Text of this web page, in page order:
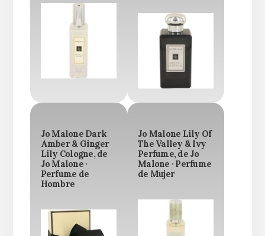
Jo Malone Dark
Amber & Ginger
Lily Cologne, de
Jo Malone ·
Perfume de
Hombre
Jo Malone Lily Of
The Valley & Ivy
Perfume, de Jo
Malone · Perfume
de Mujer